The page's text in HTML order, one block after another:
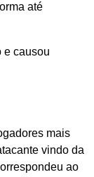
até
e causou
mais
vindo da
ao